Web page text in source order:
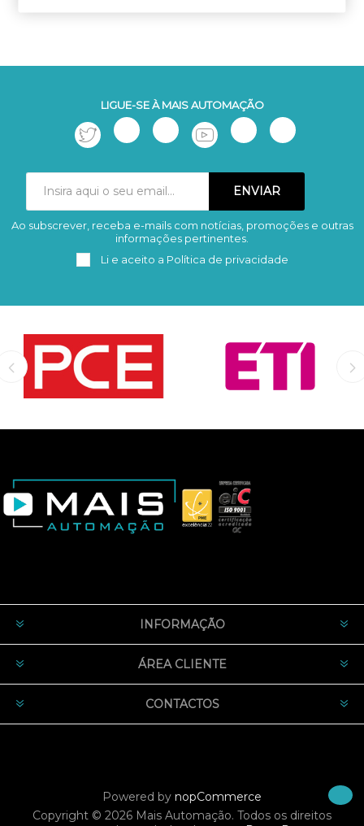
LIGUE-SE À MAIS AUTOMAÇÃO
Subscrever Remover
Ao subscrever, receba e-mails com notícias, promoções e outras
informações pertinentes.
Li e aceito a Política de privacidade
INFORMAÇÃO
ÁREA CLIENTE
CONTACTOS
Powered by nopCommerce
Copyright © 2026 Mais Automação. Todos os direitos